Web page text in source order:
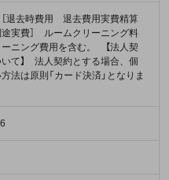
退去時費用 退去費用実費精算
実費］ ルームクリーニング料
ニング費用を含む。 【法人契
て】 法人契約とする場合、個
法は原則「カード決済」となりま